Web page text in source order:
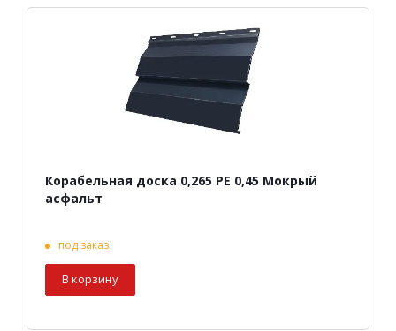
Корабельная доска 0,265 PE 0,45 Мокрый
асфальт
под заказ
В корзину